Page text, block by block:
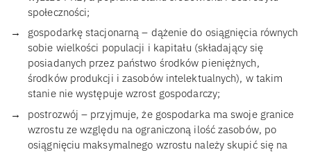
społeczności;
gospodarkę stacjonarną – dążenie do osiągnięcia równych
sobie wielkości populacji i kapitału (składający się
posiadanych przez państwo środków pieniężnych,
środków produkcji i zasobów intelektualnych), w takim
stanie nie występuje wzrost gospodarczy;
postrozwój – przyjmuje, że gospodarka ma swoje granice
wzrostu ze względu na ograniczoną ilość zasobów, po
osiągnięciu maksymalnego wzrostu należy skupić się na